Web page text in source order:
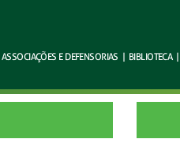
ASSOCIAÇÕES EDEFENSORIAS | BIBLIOTECA |